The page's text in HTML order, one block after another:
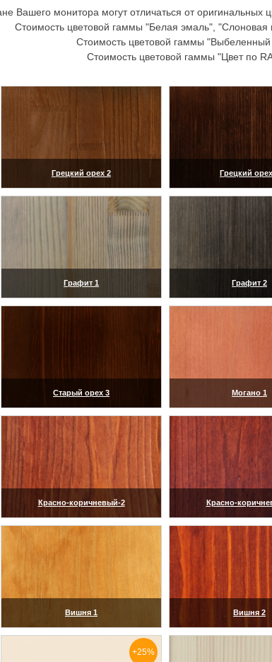
Вашего монитора могут отличаться от оригинальных
Стоимость цветовой гаммы "Белая эмаль", "Слоновая
Стоимость цветовой гаммы "Выбеленный
Стоимость цветовой гаммы "Цвет по
Грецкий орех 2 Грецкий
Графит 1 Графит 2
Старый орех 3 Могано 1
Красно-коричневый-2 Красно-
Вишня 1 Вишня 2
+25%